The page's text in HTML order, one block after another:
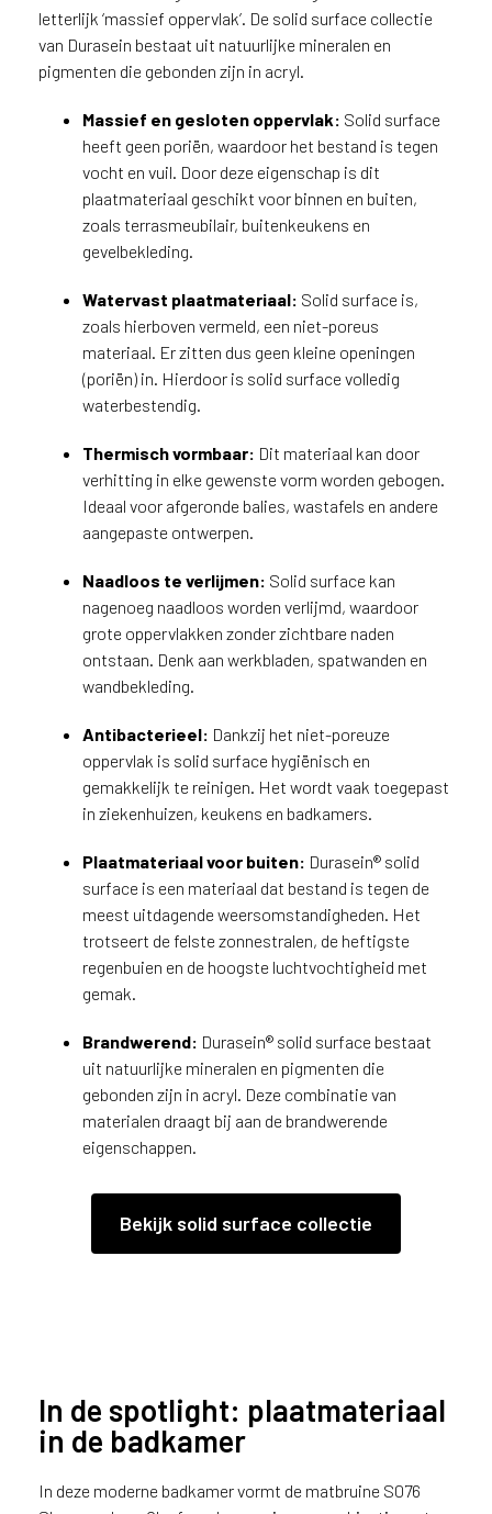
letterlijk ‘massief oppervlak’. De solid surface collectie
van Durasein bestaat uit natuurlijke mineralen en
pigmenten die gebonden zijn in acryl.
Massief en gesloten oppervlak: Solid surface
heeft geen poriën, waardoor het bestand is tegen
vocht en vuil. Door deze eigenschap is dit
plaatmateriaal geschikt voor binnen en buiten,
zoals terrasmeubilair, buitenkeukens en
gevelbekleding.
Watervast plaatmateriaal: Solid surface is,
zoals hierboven vermeld, een niet-poreus
materiaal. Er zitten dus geen kleine openingen
(poriën) in. Hierdoor is solid surface volledig
waterbestendig.
Thermisch vormbaar: Dit materiaal kan door
verhitting in elke gewenste vorm worden gebogen.
Ideaal voor afgeronde balies, wastafels en andere
aangepaste ontwerpen.
Naadloos te verlijmen: Solid surface kan
nagenoeg naadloos worden verlijmd, waardoor
grote oppervlakken zonder zichtbare naden
ontstaan. Denk aan werkbladen, spatwanden en
wandbekleding.
Antibacterieel: Dankzij het niet-poreuze
oppervlak is solid surface hygiënisch en
gemakkelijk te reinigen. Het wordt vaak toegepast
in ziekenhuizen, keukens en badkamers.
Plaatmateriaal voor buiten: Durasein® solid
surface is een materiaal dat bestand is tegen de
meest uitdagende weersomstandigheden. Het
trotseert de felste zonnestralen, de heftigste
regenbuien en de hoogste luchtvochtigheid met
gemak.
Brandwerend: Durasein® solid surface bestaat
uit natuurlijke mineralen en pigmenten die
gebonden zijn in acryl. Deze combinatie van
materialen draagt bij aan de brandwerende
eigenschappen.
Bekijk solid surface collectie
In de spotlight: plaatmateriaal
in de badkamer
In deze moderne badkamer vormt de matbruine S076